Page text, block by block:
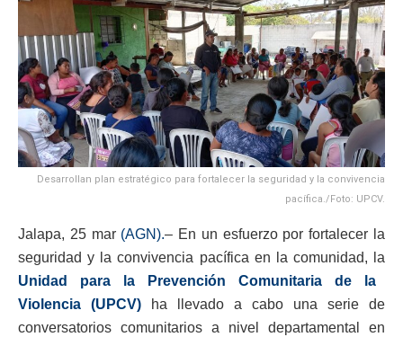
Desarrollan plan estratégico para fortalecer la seguridad y la convivencia
pacífica./Foto: UPCV.
Jalapa, 25 mar (AGN).– En un esfuerzo por fortalecer la
seguridad y la convivencia pacífica en la comunidad, la
Unidad para la Prevención Comunitaria de la
Violencia (UPCV) ha llevado a cabo una serie de
conversatorios comunitarios a nivel departamental en